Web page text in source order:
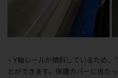
– Y軸レールが傾斜しているため、
とができます。保護カバーに当た